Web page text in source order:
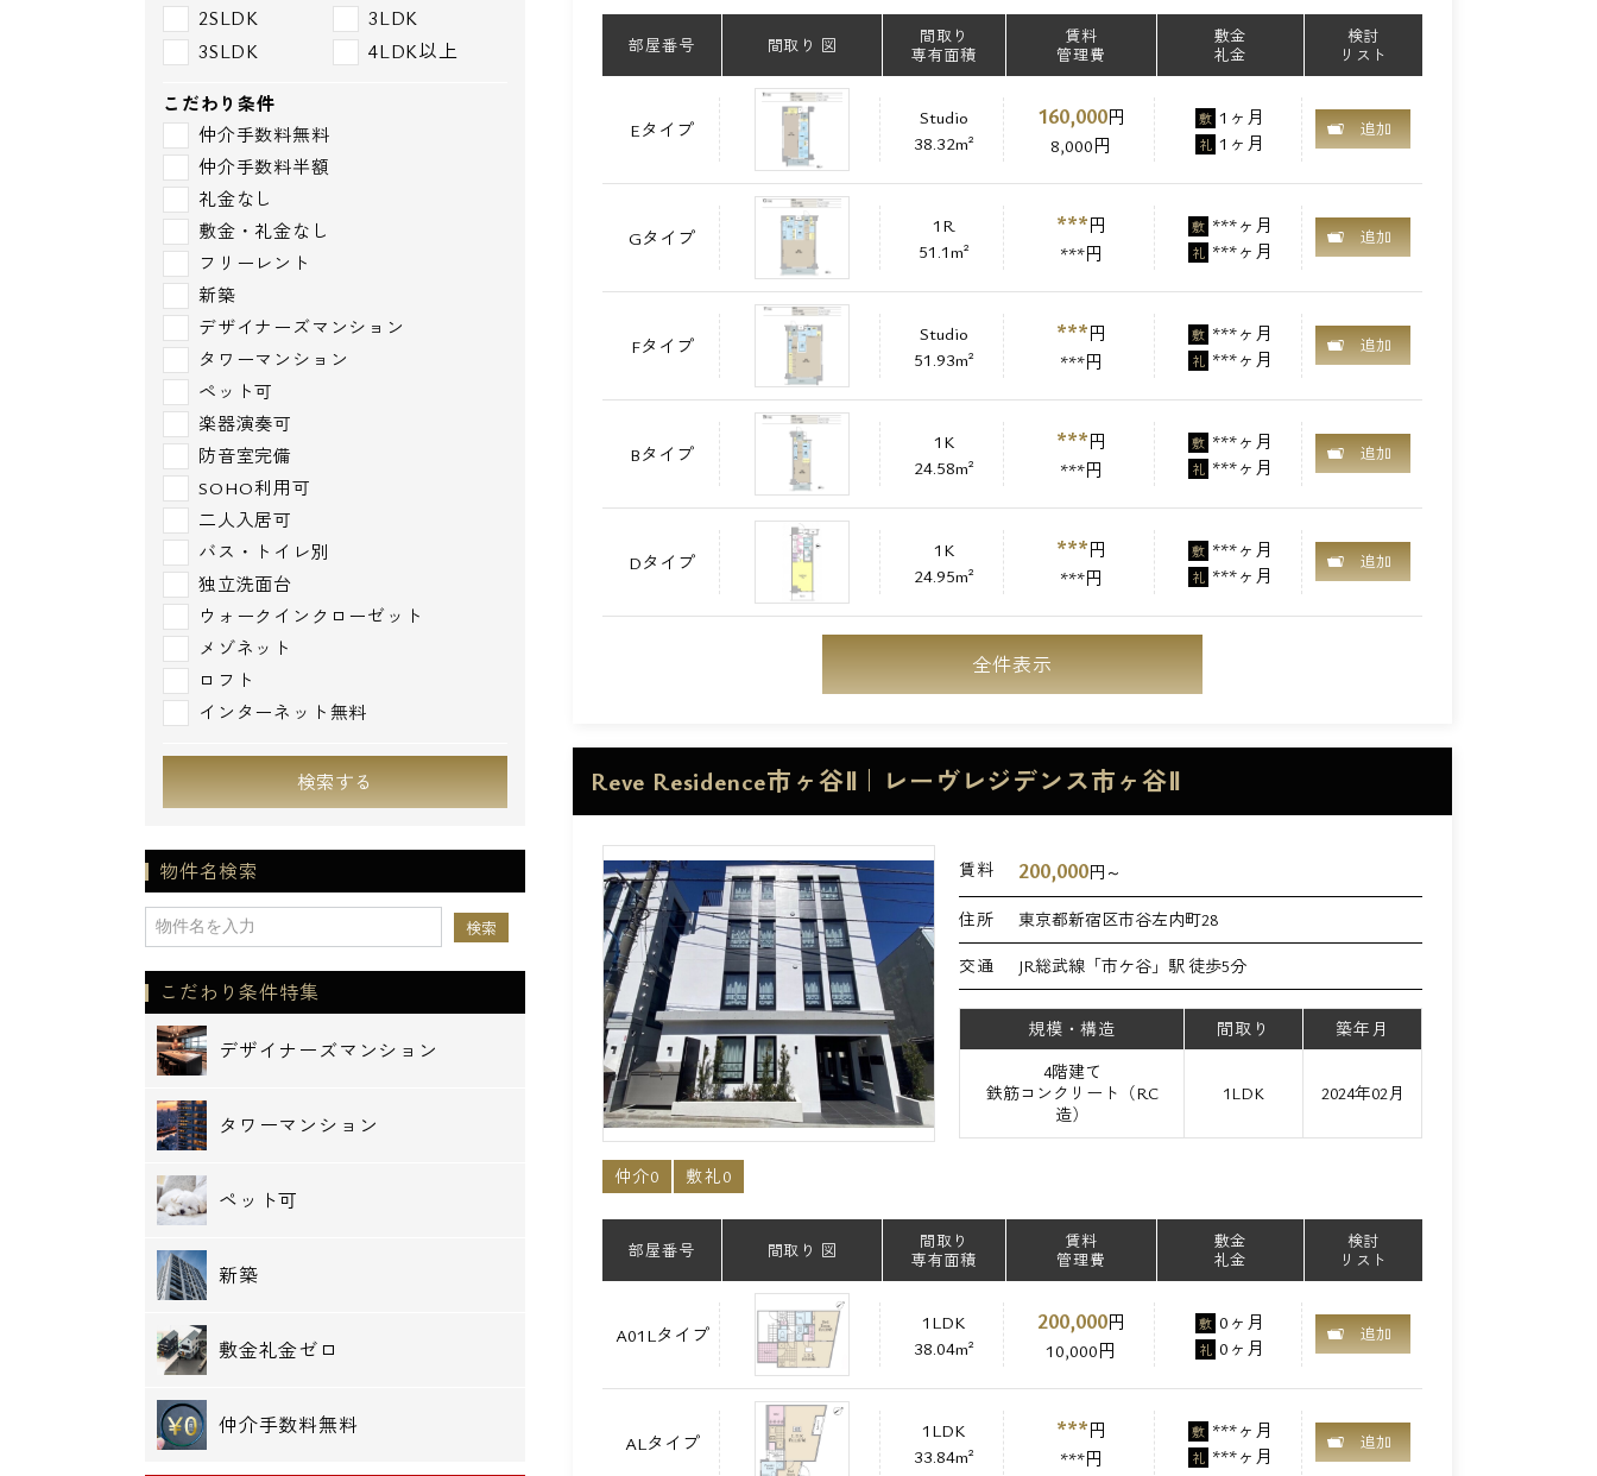
部屋番号 間取り 図
間取り
専有面積
賃料
管理費
敷金
礼金
検討
リスト
Eタイプ
Studio
38.32m²
160,000円
8,000円
敷 1ヶ月
礼 1ヶ月
追加
Gタイプ
1R
51.1m²
***円
***円
敷 ***ヶ月
礼 ***ヶ月
追加
Fタイプ
Studio
51.93m²
***円
***円
敷 ***ヶ月
礼 ***ヶ月
追加
Bタイプ
1K
24.58m²
***円
***円
敷 ***ヶ月
礼 ***ヶ月
追加
Dタイプ
1K
24.95m²
***円
***円
敷 ***ヶ月
礼 ***ヶ月
追加
全件表示
Reve Residence市ヶ谷Ⅱ｜レーヴレジデンス市ヶ谷Ⅱ
賃料 200,000円～
住所 東京都新宿区市谷左内町28
交通 JR総武線「市ケ谷」駅 徒歩5分
規模・構造 間取り
築年月
4階建て
鉄筋コンクリート（RC
造）
1LDK 2024年02月
仲介0 敷礼0
部屋番号 間取り 図
間取り
専有面積
賃料
管理費
敷金
礼金
検討
リスト
A01Lタイプ
1LDK
38.04m²
200,000円
10,000円
敷 0ヶ月
礼 0ヶ月
追加
ALタイプ
1LDK
33.84m²
***円
***円
敷 ***ヶ月
礼 ***ヶ月
追加
2SLDK
3LDK
3SLDK
4LDK以上
こだわり条件
仲介手数料無料
仲介手数料半額
礼金なし
敷金・礼金なし
フリーレント
新築
デザイナーズマンション
タワーマンション
ペット可
楽器演奏可
防音室完備
SOHO利用可
二人入居可
バス・トイレ別
独立洗面台
ウォークインクローゼット
メゾネット
ロフト
インターネット無料
検索する
物件名検索
こだわり条件特集
デザイナーズマンション
タワーマンション
ペット可
新築
敷金礼金ゼロ
仲介手数料無料